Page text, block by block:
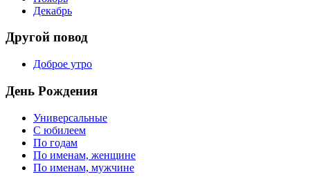
Декабрь
Другой повод
Доброе утро
День Рождения
Универсальные
С юбилеем
По годам
По именам, женщине
По именам, мужчине